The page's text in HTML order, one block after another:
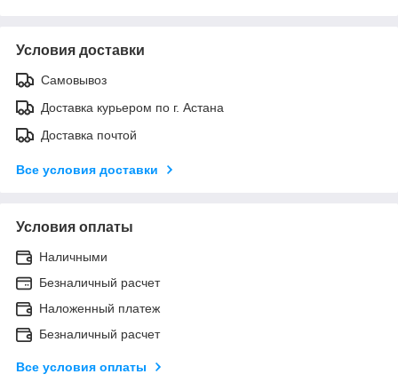
Условия доставки
Самовывоз
Доставка курьером по г. Астана
Доставка почтой
Все условия доставки
Условия оплаты
Наличными
Безналичный расчет
Наложенный платеж
Безналичный расчет
Все условия оплаты